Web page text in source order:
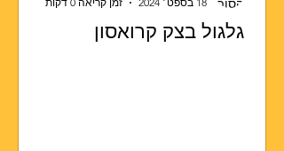
גלגול בצק קרואסון